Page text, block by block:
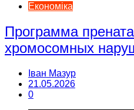
Економіка
Программа
хромосомных
Іван Мазур
21.05.2026
0